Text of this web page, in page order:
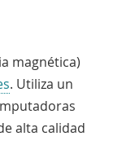
magnética)
. Utiliza un
alta calidad